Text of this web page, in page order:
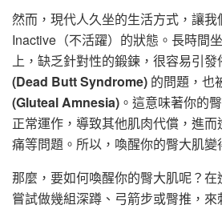
然而，現代人久坐的生活方式，讓
Inactive（不活躍）的狀態。長時間
上，缺乏針對性的鍛鍊，很容易引發
(Dead Butt Syndrome) 的問題，也
(Gluteal Amnesia) 。這意味著你的
正常運作，導致其他肌肉代償，進
痛等問題。所以，喚醒你的臀大肌變
那麼，要如何喚醒你的臀大肌呢？
嘗試做幾組深蹲、弓箭步或臀推，